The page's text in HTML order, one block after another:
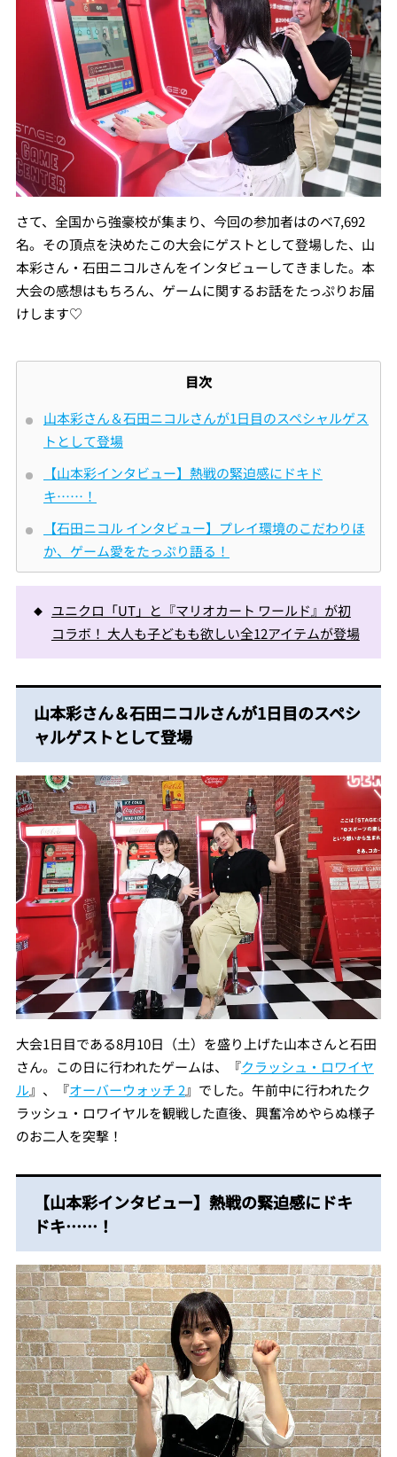
さて、全国から強豪校が集まり、今回の参加者はのべ7,692
名。その頂点を決めたこの大会にゲストとして登場した、山
本彩さん・石田ニコルさんをインタビューしてきました。本
大会の感想はもちろん、ゲームに関するお話をたっぷりお届
けします♡
目次
山本彩さん＆石田ニコルさんが1日目のスペシャルゲス
トとして登場
【山本彩インタビュー】熱戦の緊迫感にドキド
キ……！
【石田ニコル インタビュー】プレイ環境のこだわりほ
か、ゲーム愛をたっぷり語る！
ユニクロ「UT」と『マリオカート ワールド』が初
コラボ！ 大人も子どもも欲しい全12アイテムが登場
山本彩さん＆石田ニコルさんが1日目のスペシ
ャルゲストとして登場
大会1日目である8月10日（土）を盛り上げた山本さんと石田
さん。この日に行われたゲームは、『クラッシュ・ロワイヤ
ル』、『オーバーウォッチ 2』でした。午前中に行われたク
ラッシュ・ロワイヤルを観戦した直後、興奮冷めやらぬ様子
のお二人を突撃！
【山本彩インタビュー】熱戦の緊迫感にドキ
ドキ……！